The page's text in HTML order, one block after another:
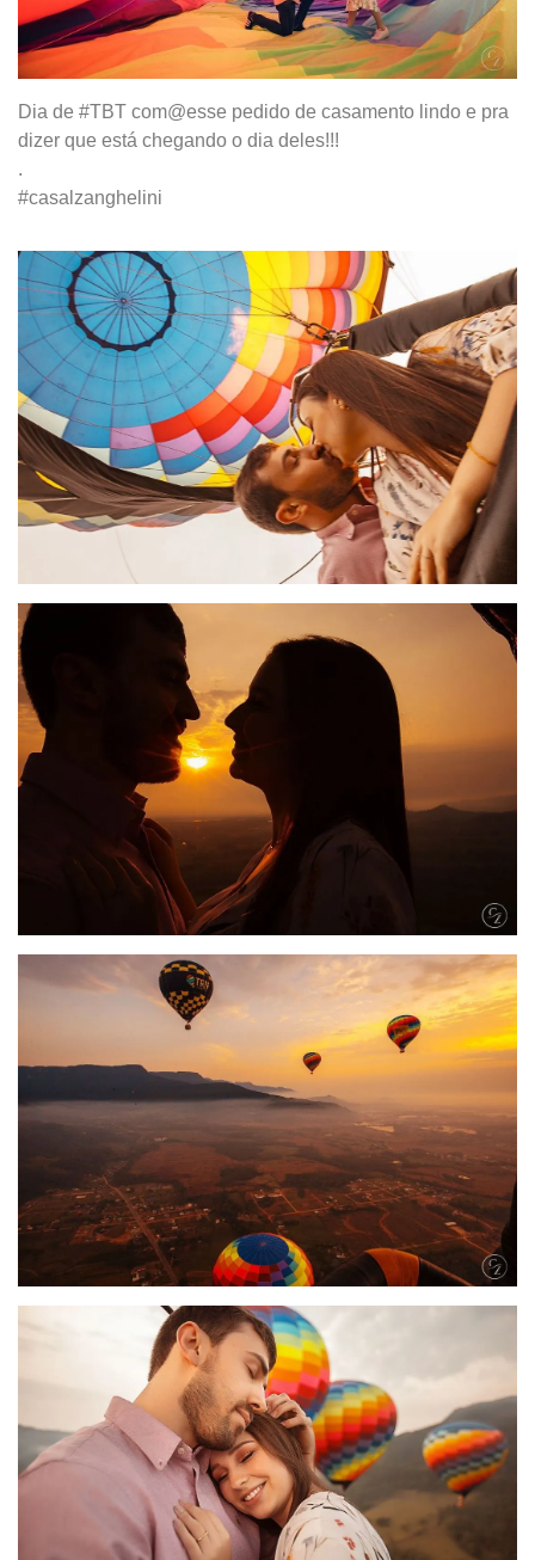
Dia de #TBT com@esse pedido de casamento lindo e pra
dizer que está chegando o dia deles!!!
.
#casalzanghelini